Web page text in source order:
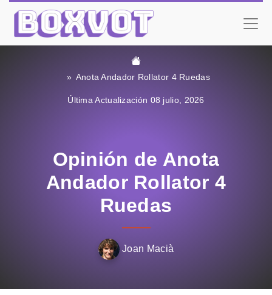
Anota Andador Rollator 4 Ruedas
Última Actualización 08 julio, 2026
Opinión de Anota
Andador Rollator 4
Ruedas
Joan Macià